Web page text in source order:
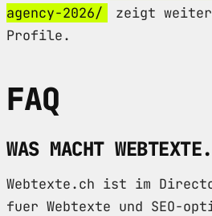
agency-2026/
zeigt
Profile.
FAQ
WAS MACHT
Webtexte.ch ist im
fuer Webtexte und SEO-